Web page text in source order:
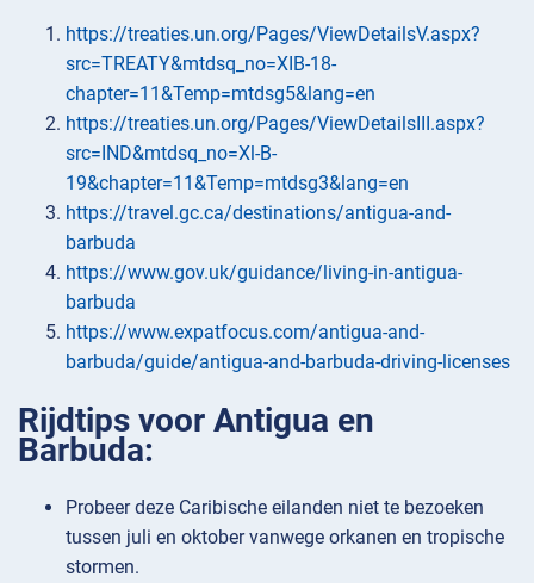
https://treaties.un.org/Pages/ViewDetailsV.aspx?
src=TREATY&mtdsq_no=XIB-18-
chapter=11&Temp=mtdsg5&lang=en
https://treaties.un.org/Pages/ViewDetailsIII.aspx?
src=IND&mtdsq_no=Xl-B-
19&chapter=11&Temp=mtdsg3&lang=en
https://travel.gc.ca/destinations/antigua-and-
barbuda
https://www.gov.uk/guidance/living-in-antigua-
barbuda
https://www.expatfocus.com/antigua-and-
barbuda/guide/antigua-and-barbuda-driving-licenses
Rijdtips voor Antigua en
Barbuda:
Probeer deze Caribische eilanden niet te bezoeken
tussen juli en oktober vanwege orkanen en tropische
stormen.